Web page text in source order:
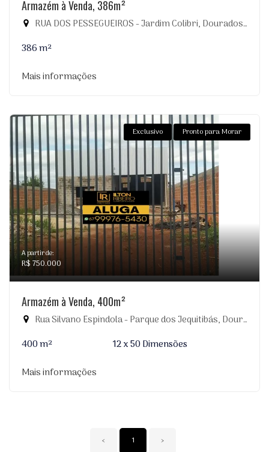
Armazém à Venda, 386m²
RUA DOS PESSEGUEIROS - Jardim Colibri, Dourados-MS
386 m²
Mais informações
Exclusivo Pronto para Morar
A partir de:
R$ 750.000
Armazém à Venda, 400m²
Rua Silvano Espindola - Parque dos Jequitibás, Dourados-MS
400 m²
12 x 50 Dimensões
Mais informações
‹ 1 ›